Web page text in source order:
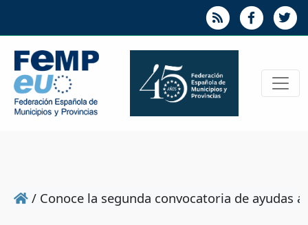
/ Conoce la segunda convocatoria de ayudas